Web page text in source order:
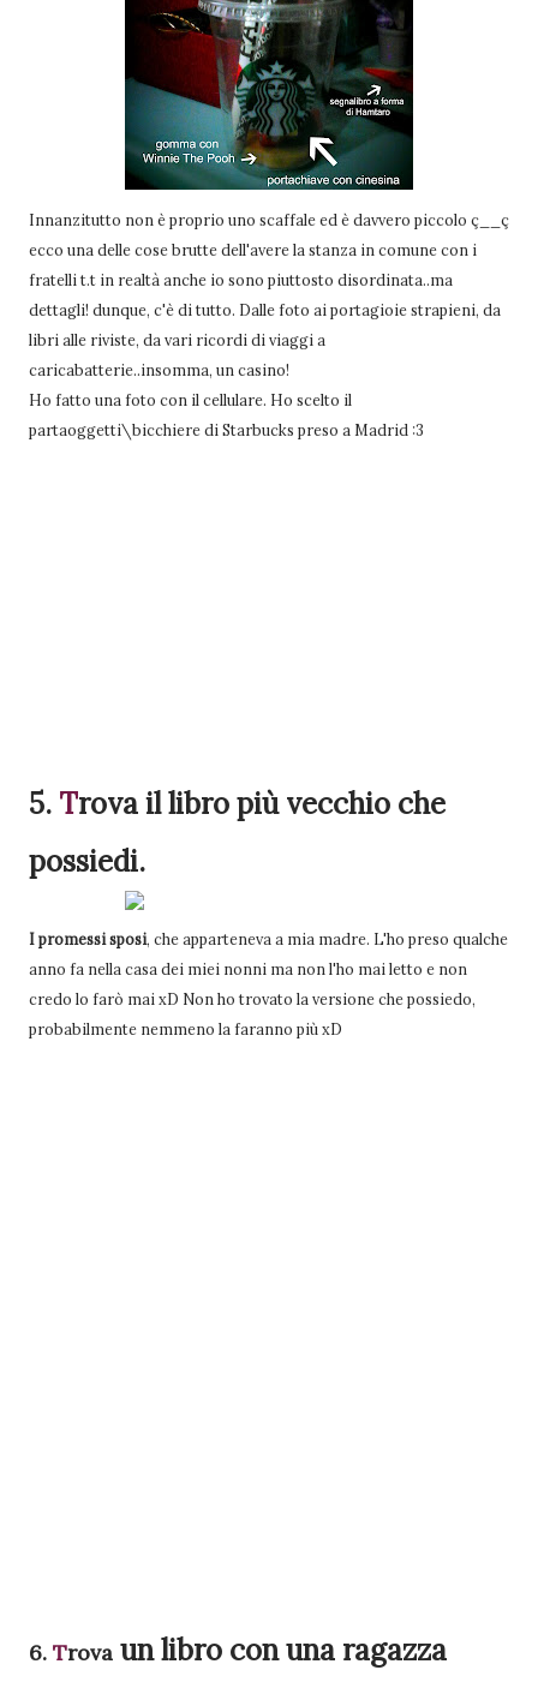
Innanzitutto non è proprio uno scaffale ed è davvero piccolo ç__ç
ecco una delle cose brutte dell'avere la stanza in comune con i
fratelli t.t in realtà anche io sono piuttosto disordinata..ma
dettagli! dunque, c'è di tutto. Dalle foto ai portagioie strapieni, da
libri alle riviste, da vari ricordi di viaggi a
caricabatterie..insomma, un casino!
Ho fatto una foto con il cellulare. Ho scelto il
partaoggetti\bicchiere di Starbucks preso a Madrid :3
5. Trovail libro più vecchio che
possiedi.
I promessi sposi, che apparteneva a mia madre. L'ho preso qualche
anno fa nella casa dei miei nonni ma non l'ho mai letto e non
credo lo farò mai xD Non ho trovato la versione che possiedo,
probabilmente nemmeno la faranno più xD
6. Trova un libro con una ragazza